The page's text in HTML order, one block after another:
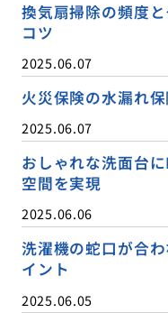
換気扇掃除の頻度
コツ
2025.06.07
火災保険の水漏れ
2025.06.07
おしゃれな洗面台
空間を実現
2025.06.06
洗濯機の蛇口が合
イント
2025.06.05